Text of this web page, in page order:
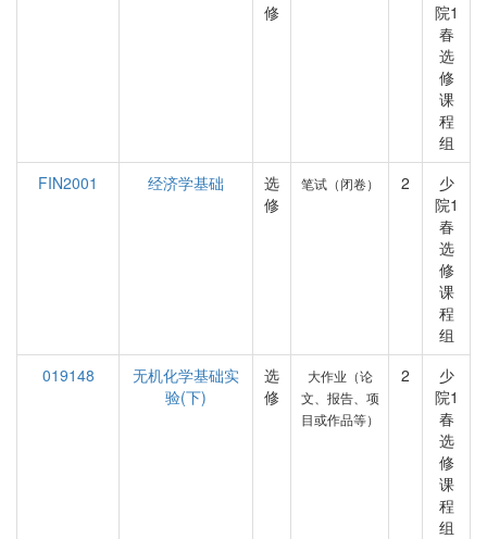
修
院1
春
选
修
课
程
组
FIN2001
经济学基础
选
修
笔试（闭卷） 2
少
院1
春
选
修
课
程
组
019148
无机化学基础实
验(下)
选
修
大作业（论
文、报告、项
目或作品等）
2
少
院1
春
选
修
课
程
组